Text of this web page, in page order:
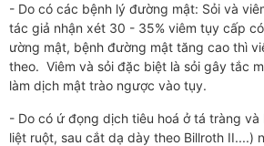
- Do có các bệnh lý đ­­­ường mật: Sỏi và
tác giả nhận xét 30 - 35% viêm tụy cấp
ường mật, bệnh đường mật tăng cao thì
theo. Viêm và sỏi đặc biệt là sỏi gây tắc
làm dịch mật trào ngư­­­ợc vào tụy.
- Do có ứ đọng dịch tiêu hoá ở tá tràng
liệt ruột, sau cắt dạ dày theo Billroth II....)